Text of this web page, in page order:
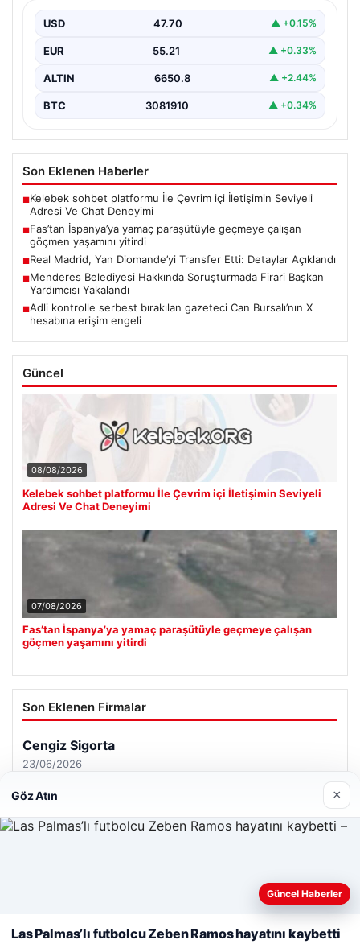
USD 47.70 ▲ +0.15%
EUR 55.21 ▲ +0.33%
ALTIN 6650.8 ▲ +2.44%
BTC 3081910 ▲ +0.34%
Son Eklenen Haberler
■Kelebek sohbet platformu İle Çevrim içi İletişimin Seviyeli
Adresi Ve Chat Deneyimi
■Fas’tan İspanya’ya yamaç paraşütüyle geçmeye çalışan
göçmen yaşamını yitirdi
■Real Madrid, Yan Diomande’yi Transfer Etti: Detaylar Açıklandı
■Menderes Belediyesi Hakkında Soruşturmada Firari Başkan
Yardımcısı Yakalandı
■Adli kontrolle serbest bırakılan gazeteci Can Bursalı’nın X
hesabına erişim engeli
Güncel
08/08/2026
Kelebek sohbet platformu İle Çevrim içi İletişimin Seviyeli
Adresi Ve Chat Deneyimi
07/08/2026
Fas’tan İspanya’ya yamaç paraşütüyle geçmeye çalışan
göçmen yaşamını yitirdi
Son Eklenen Firmalar
Web sitemizi nasıl kullandığınızı daha iyi anlayabilmek,
kullanıyoruz.Çerez Politikamız
Göz Atın ×
Güncel Haberler
Las Palmas’lı futbolcu Zeben Ramos hayatını kaybetti